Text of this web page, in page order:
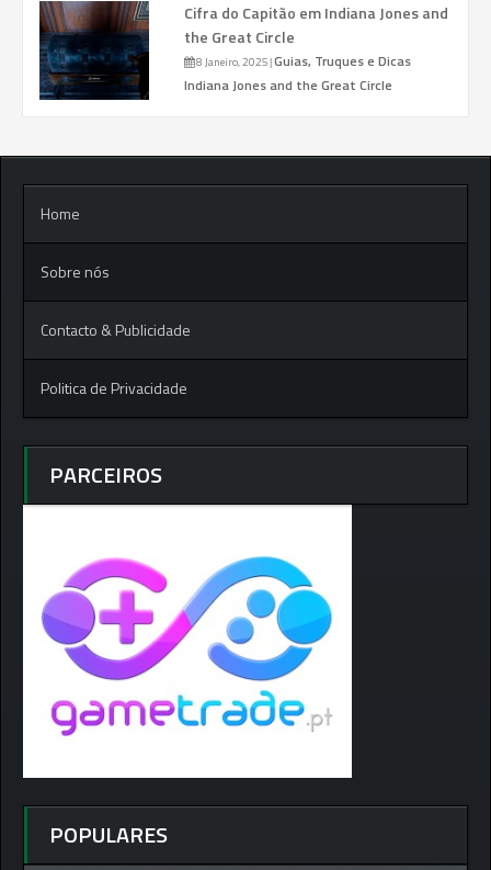
Cifra do Capitão em Indiana Jones and
the Great Circle
8 Janeiro, 2025|Guias, Truques e Dicas
Indiana Jones and the Great Circle
Home
Sobre nós
Contacto & Publicidade
Politica de Privacidade
PARCEIROS
POPULARES